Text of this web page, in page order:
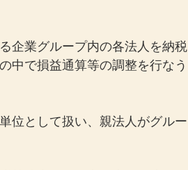
企業グループ内の各法人を納税
中で損益通算等の調整を行なう
位として扱い、親法人がグルー